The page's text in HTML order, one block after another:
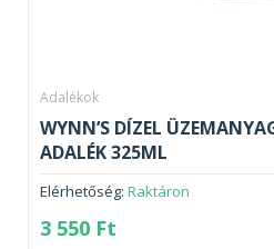
Adalékok
WYNN’S DÍZEL
ADALÉK 325ML
Elérhetőség: Raktáron
3 550 Ft